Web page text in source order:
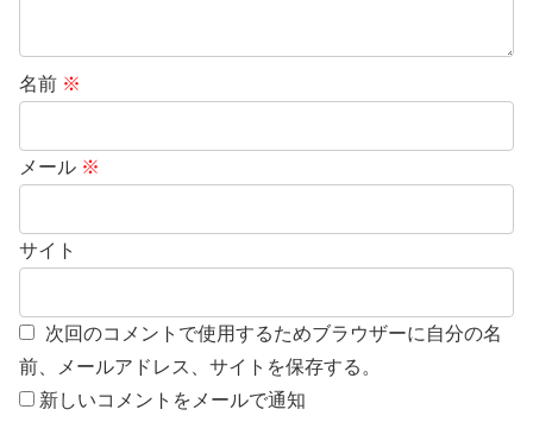
名前 ※
メール ※
サイト
次回のコメントで使用するためブラウザーに自分の名
前、メールアドレス、サイトを保存する。
新しいコメントをメールで通知